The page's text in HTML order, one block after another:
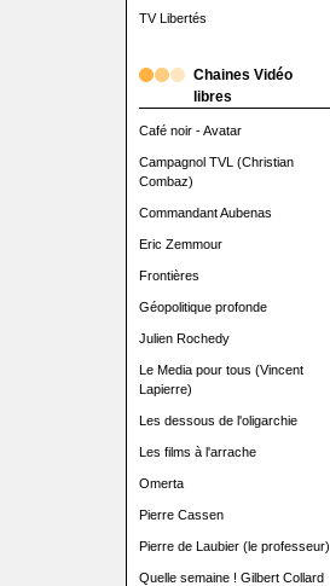
TV Libertés
Chaines Vidéo
libres
Café noir - Avatar
Campagnol TVL (Christian
Combaz)
Commandant Aubenas
Eric Zemmour
Frontières
Géopolitique profonde
Julien Rochedy
Le Media pour tous (Vincent
Lapierre)
Les dessous de l'oligarchie
Les films à l'arrache
Omerta
Pierre Cassen
Pierre de Laubier (le professeur)
Quelle semaine ! Gilbert Collard